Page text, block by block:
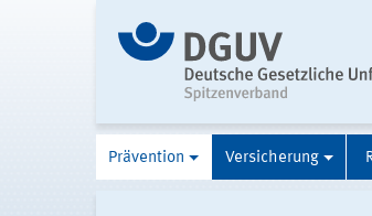
Prävention Versicherung